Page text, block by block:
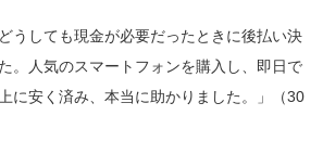
うしても現金が必要だったときに後払い決
。人気のスマートフォンを購入し、即日で
に安く済み、本当に助かりました。」（30